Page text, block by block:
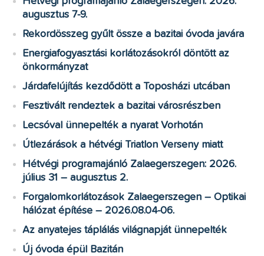
augusztus 7-9.
Rekordösszeg gyűlt össze a bazitai óvoda javára
Energiafogyasztási korlátozásokról döntött az
önkormányzat
Járdafelújítás kezdődött a Toposházi utcában
Fesztivált rendeztek a bazitai városrészben
Lecsóval ünnepelték a nyarat Vorhotán
Útlezárások a hétvégi Triatlon Verseny miatt
Hétvégi programajánló Zalaegerszegen: 2026.
július 31 – augusztus 2.
Forgalomkorlátozások Zalaegerszegen – Optikai
hálózat építése – 2026.08.04-06.
Az anyatejes táplálás világnapját ünnepelték
Új óvoda épül Bazitán